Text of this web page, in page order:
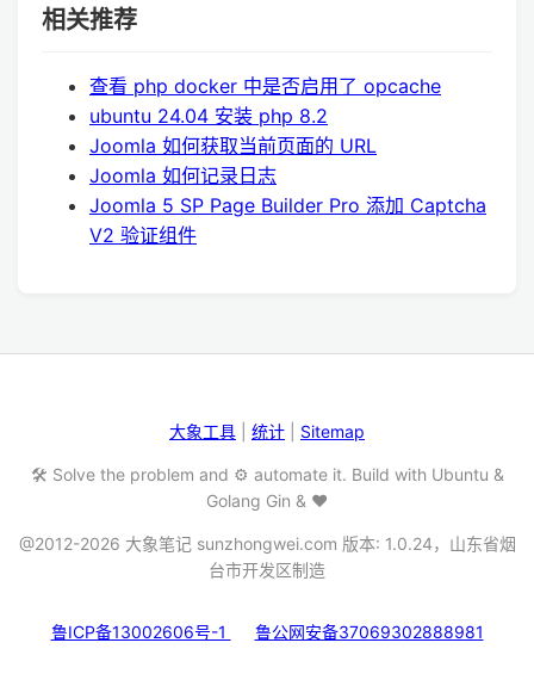
相关推荐
查看 php docker 中是否启用了 opcache
ubuntu 24.04 安装 php 8.2
Joomla 如何获取当前页面的 URL
Joomla 如何记录日志
Joomla 5 SP Page Builder Pro 添加 Captcha
V2 验证组件
大象工具 统计 Sitemap
🛠️ Solve the problem and ⚙️ automate it. Build with Ubuntu &
Golang Gin & ❤️
@2012-2026 大象笔记 sunzhongwei.com 版本: 1.0.24，山东省烟
台市开发区制造
鲁ICP备13002606号-1 鲁公网安备37069302888981